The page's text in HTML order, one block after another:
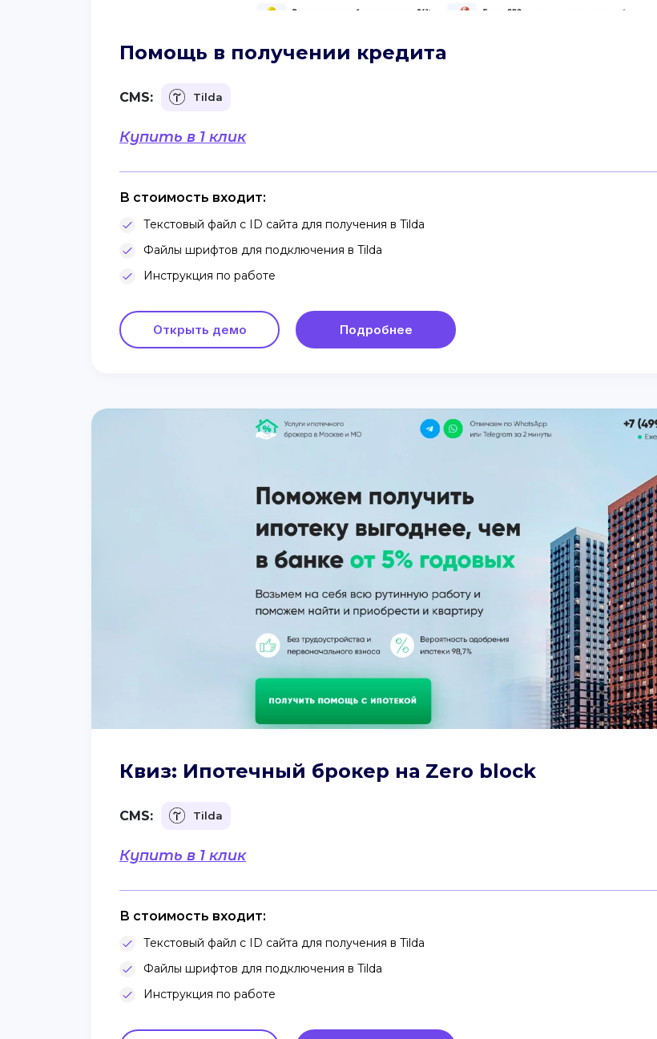
Помощь в получении кредита
CMS: Tilda
Купить в 1 клик
В стоимость входит:
Текстовый файл с ID сайта для получения в Tilda
Файлы шрифтов для подключения в Tilda
Инструкция по работе
Открыть демо Подробнее
Квиз: Ипотечный брокер на Zero block
CMS: Tilda
Купить в 1 клик
В стоимость входит:
Текстовый файл с ID сайта для получения в Tilda
Файлы шрифтов для подключения в Tilda
Инструкция по работе